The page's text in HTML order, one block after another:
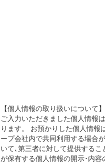
【個人情報の取り扱いについて】
ご入力いただきました個人情報
ります。 お預かりした個人情
ープ会社内で共同利用する場合
いて､第三者に対して提供する
が保有する個人情報の開示･内